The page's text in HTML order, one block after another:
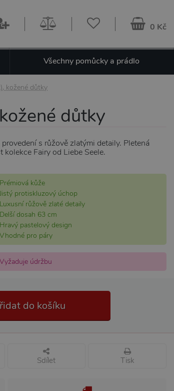
0 Kč
Všechny pomůcky a prádlo
kožené důtky
důtky
s růžově zlatými detaily. Pletená
Fairy od Liebe Seele.
Prémiová kůže
Jistý protiskluzový úchop
Luxusní růžově zlaté detaily
Delší dosah 63 cm
Hravý pastelový design
Vhodné pro páry
Vyžaduje údržbu
do košíku
Sdílet Tisk